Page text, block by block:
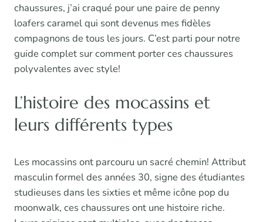
chaussures, j’ai craqué pour une paire de penny
loafers caramel qui sont devenus mes fidèles
compagnons de tous les jours. C’est parti pour notre
guide complet sur comment porter ces chaussures
polyvalentes avec style!
L’histoire des mocassins et
leurs différents types
Les mocassins ont parcouru un sacré chemin! Attribut
masculin formel des années 30, signe des étudiantes
studieuses dans les sixties et même icône pop du
moonwalk, ces chaussures ont une histoire riche.